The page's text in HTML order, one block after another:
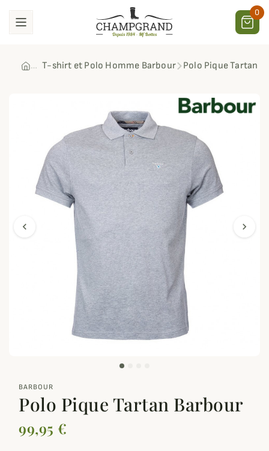
0
T-shirt et Polo Homme Barbour Polo Pique Tartan
chevron_left chevron_right
BARBOUR
Polo Pique Tartan Barbour
99,95 €